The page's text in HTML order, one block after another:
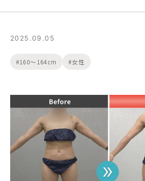
2025.09.05
160〜164cm 女性